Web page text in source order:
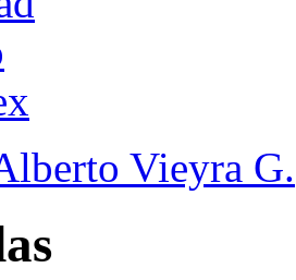
Vieyra G.